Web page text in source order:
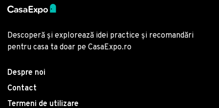
Descoperă și explorează idei practice și recomandări
pentru casa ta doar pe CasaExpo.ro
Despre noi
Contact
Termeni de utilizare